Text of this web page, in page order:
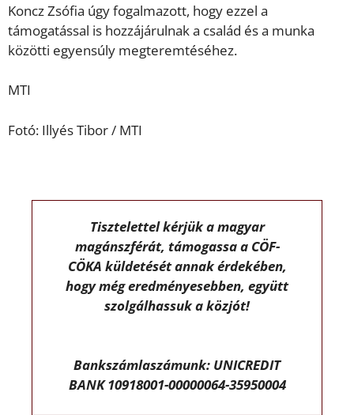
Koncz Zsófia úgy fogalmazott, hogy ezzel a
támogatással is hozzájárulnak a család és a munka
közötti egyensúly megteremtéséhez.
MTI
Fotó: Illyés Tibor / MTI
Tisztelettel kérjük a magyar
magánszférát, támogassa a CÖF-
CÖKA küldetését annak érdekében,
hogy még eredményesebben, együtt
szolgálhassuk a közjót!
Bankszámlaszámunk: UNICREDIT
BANK 10918001-00000064-35950004